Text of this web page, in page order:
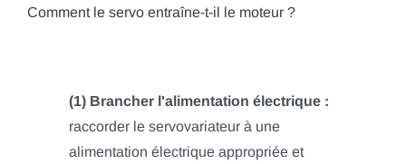
Soutien
Actualités
Nous contacter
Comment le servo entraîne-t-il le moteur ?
(1) Brancher l'alimentation électrique :
raccorder le servovariateur à une
alimentation électrique appropriée et